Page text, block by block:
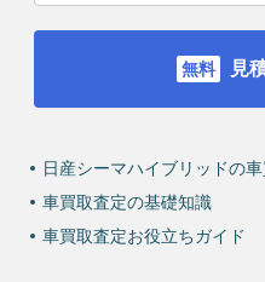
見
日産シーマハイブリッドの
車買取査定の基礎知識
車買取査定お役立ちガイド